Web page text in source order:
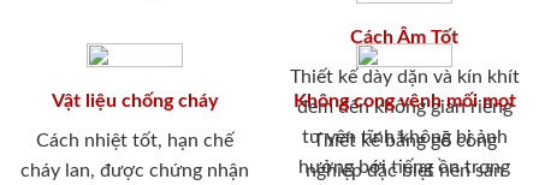
Cách Âm Tốt
Thiết kế dày dặn và kín khít
đem đến không gian riêng
tư yên tĩnh không bị ảnh
hưởng bới tiếng ồn trong
Vật liệu chống cháy
Cách nhiệt tốt, hạn chế
cháy lan, được chứng nhận
Không cong vênh mối mọt
Thiết kế bằng gỗ công
nghiệp đặc biệt nên sản